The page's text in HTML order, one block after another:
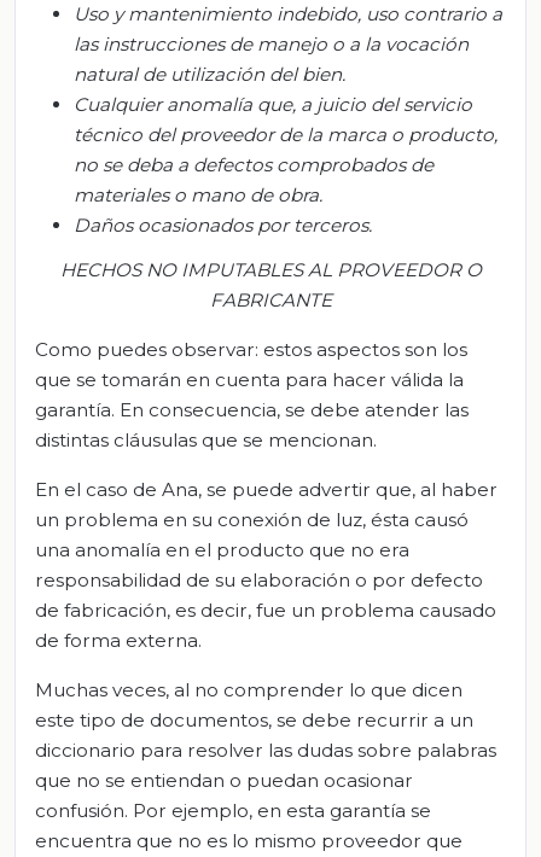
Uso y mantenimiento indebido, uso contrario a
las instrucciones de manejo o a la vocación
natural de utilización del bien.
Cualquier anomalía que, a juicio del servicio
técnico del proveedor de la marca o producto,
no se deba a defectos comprobados de
materiales o mano de obra.
Daños ocasionados por terceros.
HECHOS NO IMPUTABLES AL PROVEEDOR O
FABRICANTE
Como puedes observar: estos aspectos son los
que se tomarán en cuenta para hacer válida la
garantía. En consecuencia, se debe atender las
distintas cláusulas que se mencionan.
En el caso de Ana, se puede advertir que, al haber
un problema en su conexión de luz, ésta causó
una anomalía en el producto que no era
responsabilidad de su elaboración o por defecto
de fabricación, es decir, fue un problema causado
de forma externa.
Muchas veces, al no comprender lo que dicen
este tipo de documentos, se debe recurrir a un
diccionario para resolver las dudas sobre palabras
que no se entiendan o puedan ocasionar
confusión. Por ejemplo, en esta garantía se
encuentra que no es lo mismo proveedor que